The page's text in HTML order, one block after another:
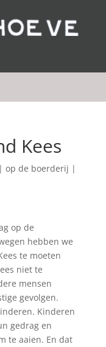
Kees
op de boerderij |
op de
hebben we
te moeten
niet te
mensen
gevolgen.
Kinderen
gedrag en
te aaien. En dat